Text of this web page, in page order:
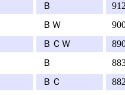
Ｂ
ＢＷ
ＢＣＷ
Ｂ
ＢＣ